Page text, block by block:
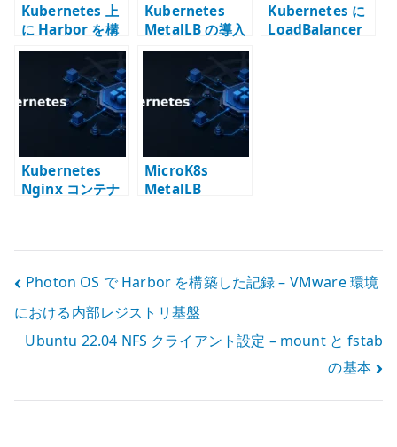
Kubernetes 上
に Harbor を構
築する – Helm
で内部コンテナ
レジストリを運
用する意味
Kubernetes
MetalLB の導入
– LoadBalancer
Service をオン
プレ環境で成立
させる
Kubernetes に
LoadBalancer
Kubernetes
Nginx コンテナ
MicroK8s
MetalLB
因 – L2 / 権限 /
ホストネットワ
ークを切り分け
る
投
稿
ナ
ビ
Photon OS で Harbor を構築した記録 – VMware 環境
における内部レジストリ基盤
Ubuntu 22.04 NFS クライアント設定 – mount と fstab
の基本